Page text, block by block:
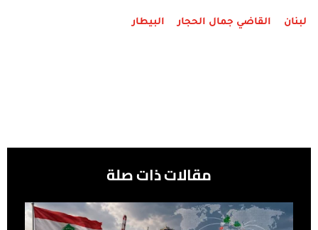
لبنان القاضي جمال الحجار البيطار
مقالات ذات صلة